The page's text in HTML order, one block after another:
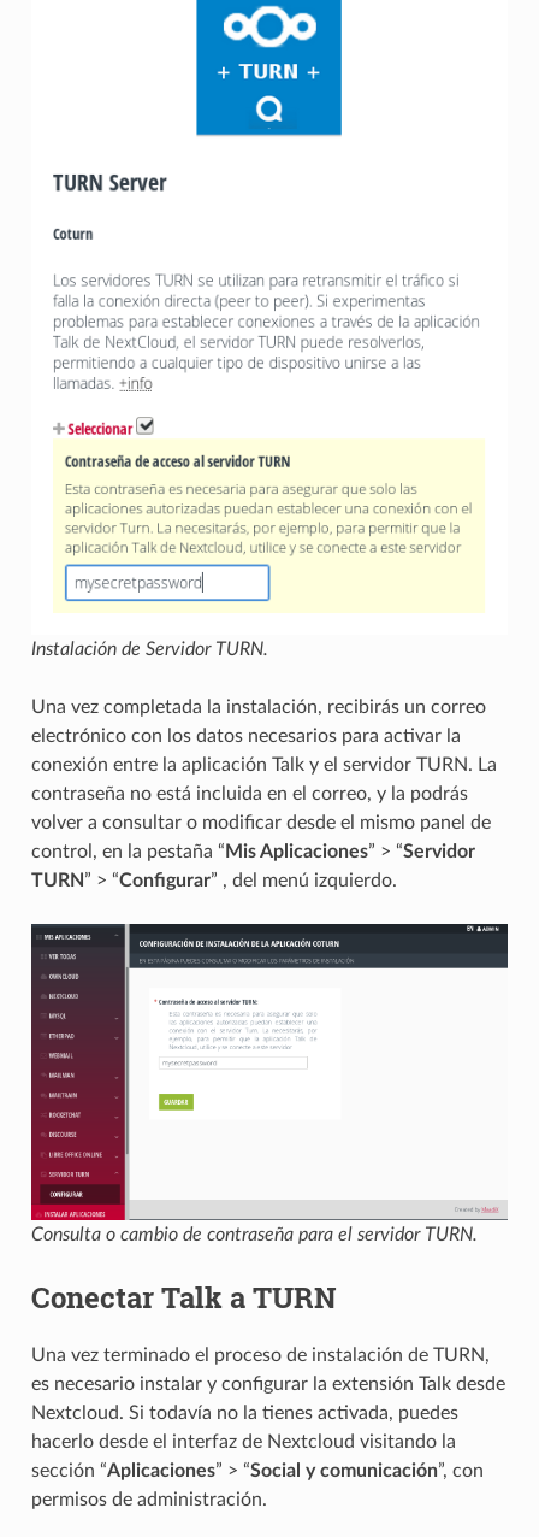
Instalación de Servidor TURN.
Una vez completada la instalación, recibirás un correo
electrónico con los datos necesarios para activar la
conexión entre la aplicación Talk y el servidor TURN. La
contraseña no está incluida en el correo, y la podrás
volver a consultar o modificar desde el mismo panel de
control, en la pestaña “Mis Aplicaciones” > “Servidor
TURN” > “Configurar” , del menú izquierdo.
Consulta o cambio de contraseña para el servidor TURN.
Conectar Talk a TURN
Una vez terminado el proceso de instalación de TURN,
es necesario instalar y configurar la extensión Talk desde
Nextcloud. Si todavía no la tienes activada, puedes
hacerlo desde el interfaz de Nextcloud visitando la
sección “Aplicaciones” > “Social y comunicación”, con
permisos de administración.